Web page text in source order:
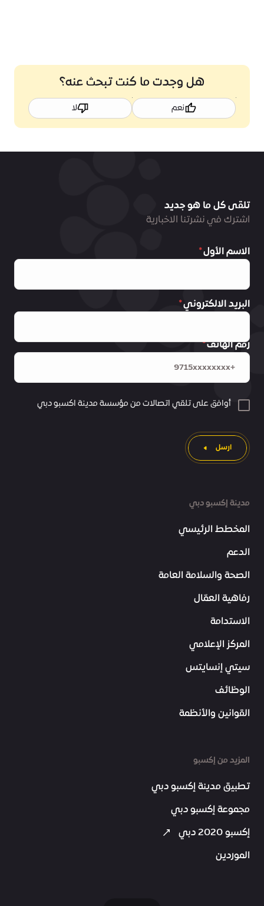
هل وجدت ما كنت تبحث عنه؟
نعم لا
مدينة إكسبو دبي
المخطط الرئيسي
الدعم
الصحة والسلامة العامة
رفاهية العمّال
الاستدامة
المركز الإعلامي
سيتي إنسايتس
الوظائف
القوانين والأنظمة
المزيد من إكسبو
تطبيق مدينة إكسبو دبي
مجموعة إكسبو دبي
إكسبو 2020 دبي
الموردين
تلقى كل ما هو جديد
اشترك في نشرتنا الاخبارية
الاسم الأول
البريد الالكتروني
رقم الهاتف
أوافق على تلقي اتصالات من مؤسسة مدينة اكسبو دبي
ارسل